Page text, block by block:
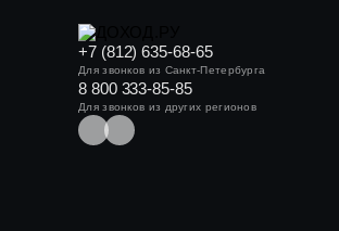
+7 (812) 635-68-65
Для звонков из Санкт-Петербурга
8 800 333-85-85
Для звонков из других регионов